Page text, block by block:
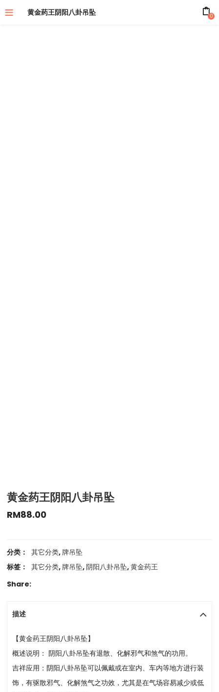
黄金药王阴阳八卦吊坠 0
黄金药王阴阳八卦吊坠
RM88.00
分类： 其它分类,牌吊坠
标签：
其它分类,牌吊坠, 阴阳八卦吊坠,黄金药王
Share:
描述
【黄金药王阴阳八卦吊坠】
概述说明： 阴阳八卦吊坠有退散、化解邪气和煞气的功用。
吉祥应用：阴阳八卦吊坠可以佩戴或在室内、车内等地方进行装
饰，有驱散邪气、化解煞气之功效，尤其是在气场容易减少或低